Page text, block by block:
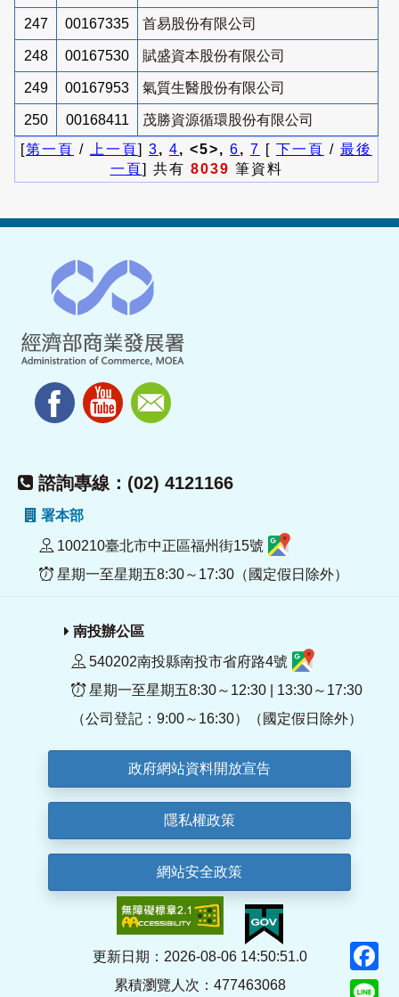
247 00167335 首易股份有限公司
248 00167530 賦盛資本股份有限公司
249 00167953 氣質生醫股份有限公司
250 00168411
茂勝資源循環股份有限公司
[第一頁 / 上一頁] 3, 4, <5>, 6, 7 [ 下一頁 / 最後
一頁] 共有 8039 筆資料
諮詢專線：(02) 4121166
署本部
100210臺北市中正區福州街15號
星期一至星期五8:30～17:30（國定假日除外）
南投辦公區
540202南投縣南投市省府路4號
星期一至星期五8:30～12:30 | 13:30～17:30
（公司登記：9:00～16:30）（國定假日除外）
政府網站資料開放宣告
隱私權政策
網站安全政策
更新日期：2026-08-06 14:50:51.0
累積瀏覽人次：477463068